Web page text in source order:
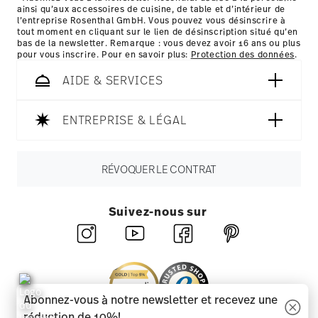
ici
ainsi qu’aux accessoires de cuisine, de table et d’intérieur de
l’entreprise Rosenthal GmbH. Vous pouvez vous désinscrire à
tout moment en cliquant sur le lien de désinscription situé qu’en
bas de la newsletter. Remarque : vous devez avoir 16 ans ou plus
pour vous inscrire. Pour en savoir plus: Protection des données.
AIDE & SERVICES
ENTREPRISE & LÉGAL
RÉVOQUER LE CONTRAT
Suivez-nous sur
Abonnez-vous à notre newsletter et recevez une